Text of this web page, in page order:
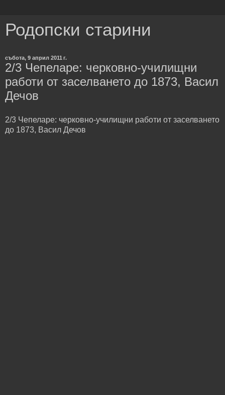
Родопски старини
събота, 9 април 2011 г.
2/3 Чепеларе: черковно-училищни
работи от заселването до 1873, Васил
Дечов
2/3 Чепеларе: черковно-училищни работи от заселването
до 1873, Васил Дечов